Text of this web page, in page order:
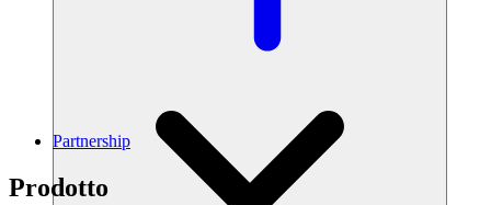
Partnership
Prodotto